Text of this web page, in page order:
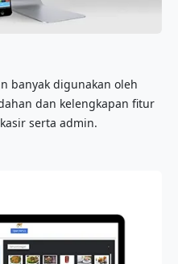
banyak digunakan oleh
dan kelengkapan fitur
serta admin.